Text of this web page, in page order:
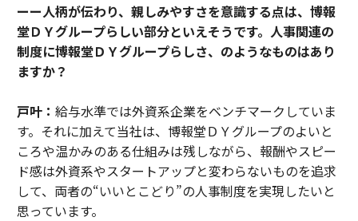
ーー人柄が伝わり、親しみやすさを意識する点は、博報
堂ＤＹグループらしい部分といえそうです。人事関連の
制度に博報堂ＤＹグループらしさ、のようなものはあり
ますか？
戸叶： 給与水準では外資系企業をベンチマークしていま
す。それに加えて当社は、博報堂ＤＹグループのよいと
ころや温かみのある仕組みは残しながら、報酬やスピー
ド感は外資系やスタートアップと変わらないものを追求
して、両者の“いいとこどり”の人事制度を実現したいと
思っています。